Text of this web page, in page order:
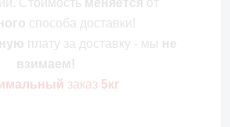
способа доставки!
плату за доставку - мы не
взимаем!
заказ5кг